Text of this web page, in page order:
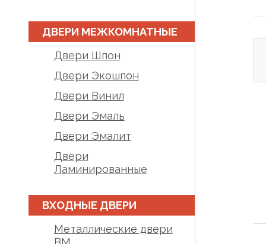
ДВЕРИ МЕЖКОМНАТНЫЕ
Двери Шпон
Двери Экошпон
Двери Винил
Двери Эмаль
Двери Эмалит
Двери
Ламинированные
ВХОДНЫЕ ДВЕРИ
Металлические двери